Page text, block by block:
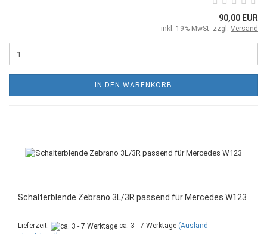
90,00 EUR
inkl. 19% MwSt. zzgl. Versand
IN DEN WARENKORB
Schalterblende Zebrano 3L/3R passend für Mercedes W123
Lieferzeit: ca. 3 - 7 Werktage (Ausland